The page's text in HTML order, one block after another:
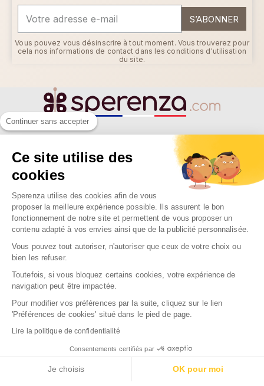
S’ABONNER
Vous pouvez vous désinscrire à tout moment. Vous trouverez pour
cela nos informations de contact dans les conditions d'utilisation
du site.
SPERENZA
55 Allée Eugène Ducretet
26000 VALENCE - FRANCE
NOTRE SOCIÉTÉ

NOS MARQUES
NOS RAYONS
2026 Sperenza
Conception & réalisation : SFI
Continuer sans accepter
Ce site utilise des
cookies
Sperenza utilise des cookies afin de vous
proposer la meilleure expérience possible. Ils assurent le bon
fonctionnement de notre site et permettent de vous proposer un
contenu adapté à vos envies ainsi que de la publicité personnalisée.
Vous pouvez tout autoriser, n'autoriser que ceux de votre choix ou
bien les refuser.
Toutefois, si vous bloquez certains cookies, votre expérience de
navigation peut être impactée.
Pour modifier vos préférences par la suite, cliquez sur le lien
'Préférences de cookies' situé dans le pied de page.
Lire la politique de confidentialité
Consentements certifiés par
Je choisis OK pour moi